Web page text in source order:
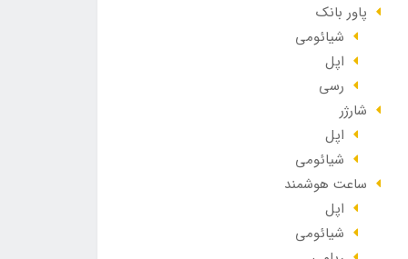
پاور بانک
شیائومی
اپل
رسی
شارژر
اپل
شیائومی
ساعت هوشمند
اپل
شیائومی